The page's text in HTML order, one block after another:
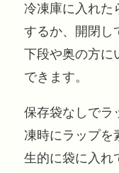
冷凍庫に入れた
するか、開閉し
下段や奥の方に
できます。
保存袋なしでラ
凍時にラップを
生的に袋に入れ